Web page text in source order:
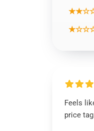
Feels
price